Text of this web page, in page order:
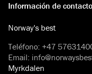
Información de contacto
Norway's best
Teléfono: +47
Email:
Myrkdalen